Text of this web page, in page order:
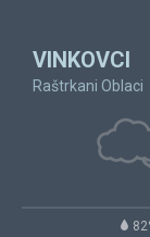
VINKOVCI
Raštrkani Oblaci